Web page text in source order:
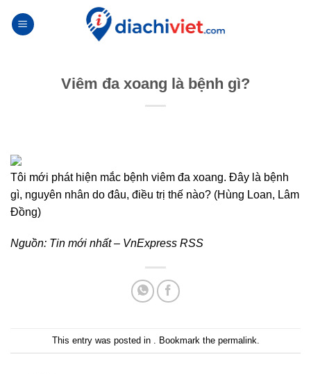
Viêm đa xoang là bệnh gì?
Tôi mới phát hiện mắc bệnh viêm đa xoang. Đây là bệnh
gì, nguyên nhân do đâu, điều trị thế nào? (Hùng Loan, Lâm
Đồng)
Nguồn: Tin mới nhất – VnExpress RSS
This entry was posted in . Bookmark the permalink